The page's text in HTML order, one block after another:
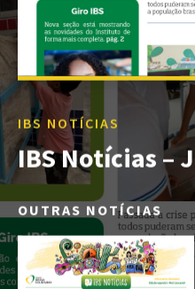
IBS NOTÍCIAS
IBS Notícias –
OUTRAS NOTÍCIAS